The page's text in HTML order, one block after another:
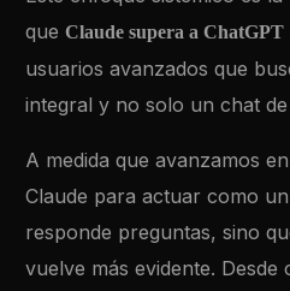
queClaude supera a ChatGPT
usuarios avanzados que
integral y no solo un chat
A medida que avanzamos
Claude para actuar como
responde preguntas, sino
vuelve más evidente. Desde